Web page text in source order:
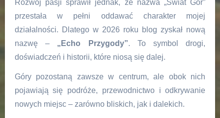
Rozwój pasji sprawił jednak, że nazwa „Świat Gór”
przestała w pełni oddawać charakter mojej
działalności. Dlatego w 2026 roku blog zyskał nową
nazwę – „Echo Przygody”. To symbol drogi,
doświadczeń i historii, które niosą się dalej.
Góry pozostaną zawsze w centrum, ale obok nich
pojawiają się podróże, przewodnictwo i odkrywanie
nowych miejsc – zarówno bliskich, jak i dalekich.